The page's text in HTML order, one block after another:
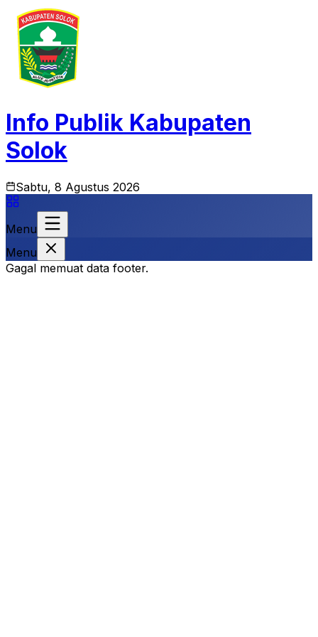
Info Publik Kabupaten
Solok
Sabtu, 8 Agustus 2026
Menu
Menu
Gagal memuat data footer.